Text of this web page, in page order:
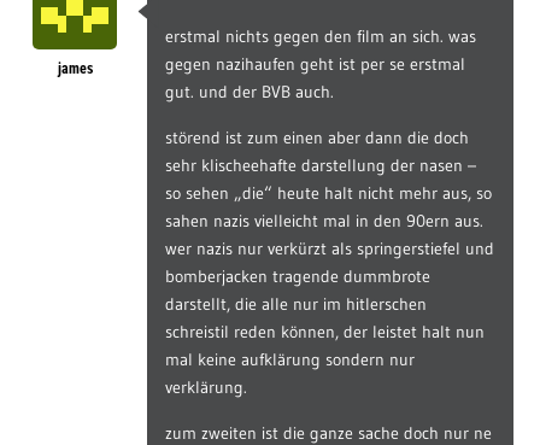
james
erstmal nichts gegen den film an sich. was
gegen nazihaufen geht ist per se erstmal
gut. und der BVB auch.
störend ist zum einen aber dann die doch
sehr klischeehafte darstellung der nasen –
so sehen „die“ heute halt nicht mehr aus, so
sahen nazis vielleicht mal in den 90ern aus.
wer nazis nur verkürzt als springerstiefel und
bomberjacken tragende dummbrote
darstellt, die alle nur im hitlerschen
schreistil reden können, der leistet halt nun
mal keine aufklärung sondern nur
verklärung.
zum zweiten ist die ganze sache doch nur ne